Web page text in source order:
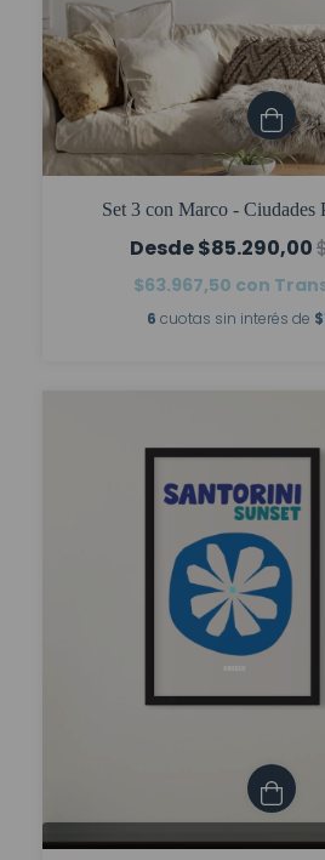
Set 3 con Marco - Ciudades
$85.290,00
$63.967,50 con
6 cuotas sin interés de